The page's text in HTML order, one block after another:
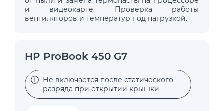
и видеокарте. Проверка работы
вентиляторов и температур под нагрузкой.
HP ProBook 450 G7
Не включается после статического
разряда при открытии крышки